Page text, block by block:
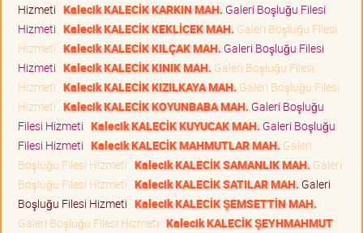
Hizmeti Kalecik KALECİK KARKIN MAH. Galeri Boşluğu Filesi
Hizmeti Kalecik KALECİK KEKLİCEK MAH. Galeri Boşluğu Filesi
Hizmeti Kalecik KALECİK KILÇAK MAH. Galeri Boşluğu Filesi
Hizmeti Kalecik KALECİK KINIK MAH. Galeri Boşluğu Filesi
Hizmeti Kalecik KALECİK KIZILKAYA MAH. Galeri Boşluğu Filesi
Hizmeti Kalecik KALECİK KOYUNBABA MAH. Galeri Boşluğu
Filesi Hizmeti Kalecik KALECİK KUYUCAK MAH. Galeri Boşluğu
Filesi Hizmeti Kalecik KALECİK MAHMUTLAR MAH. Galeri
Boşluğu Filesi Hizmeti Kalecik KALECİK SAMANLIK MAH. Galeri
Boşluğu Filesi Hizmeti Kalecik KALECİK SATILAR MAH. Galeri
Boşluğu Filesi Hizmeti Kalecik KALECİK ŞEMSETTİN MAH.
Galeri Boşluğu Filesi Hizmeti Kalecik KALECİK ŞEYHMAHMUT